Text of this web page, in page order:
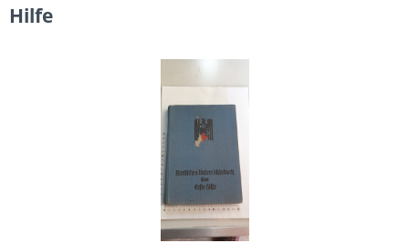
Hilfe